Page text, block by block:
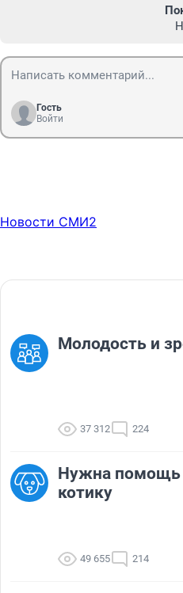
Гость
Войти
Новости СМИ2
Молодость и
37 312 224
Нужна
котику
49 655 214